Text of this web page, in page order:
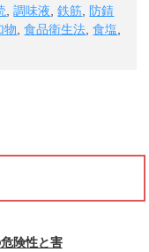
,調味液 ,鉄筋 防錆
物 ,食品衛生法 ,食塩
険性と害